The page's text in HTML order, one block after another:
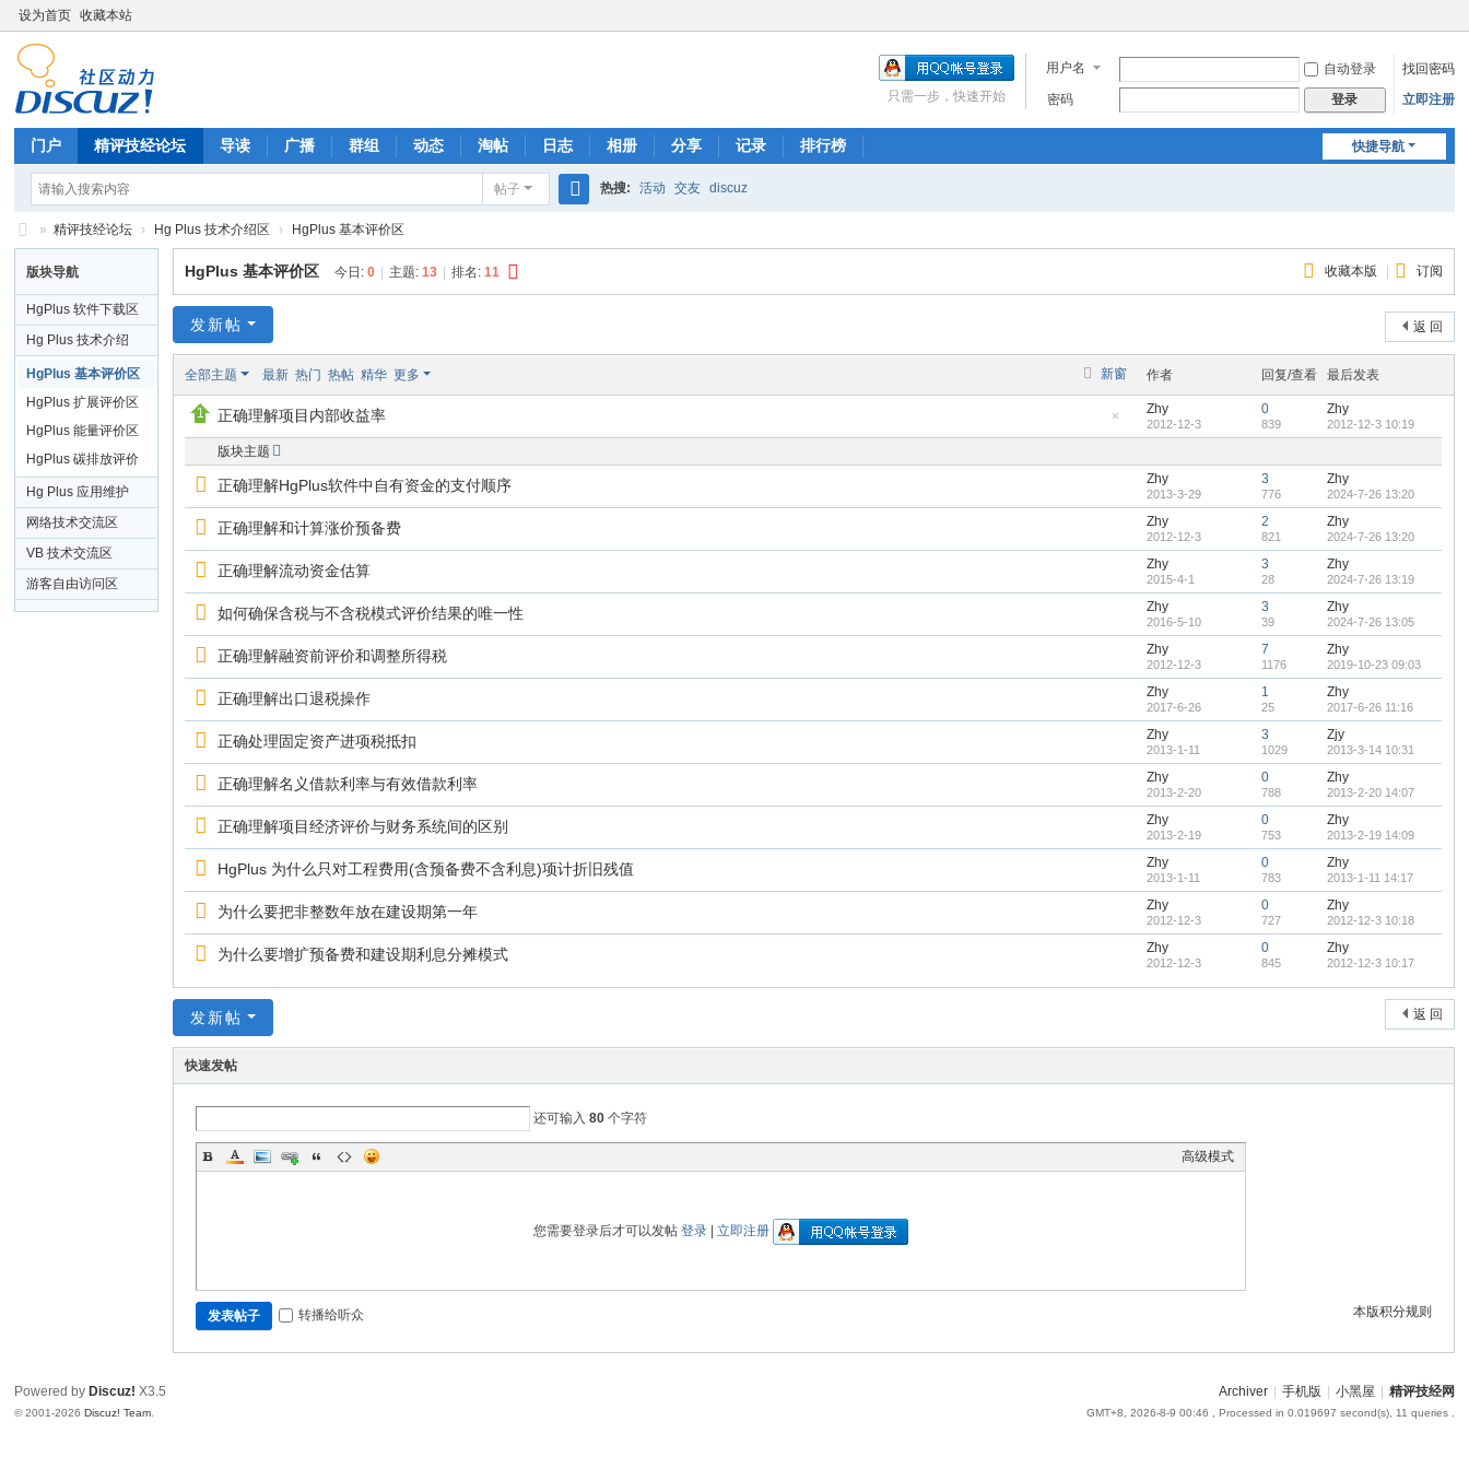
设为首页 收藏本站
用户名 自动登录
找回密码
密码
登录 立即注册
只需一步，快速开始
快捷导航
门户 精评技经论坛 导读 广播 群组 动态 淘帖 日志 相册 分享 记录 排行榜
帖子
索
热搜: 活动 交友 discuz
精
评
技
经
» 精评技经论坛 › Hg Plus 技术介绍区 › HgPlus 基本评价区
版块导航
HgPlus 软件下载区
Hg Plus 技术介绍
区
HgPlus 基本评价区
HgPlus 扩展评价区
HgPlus 能量评价区
HgPlus 碳排放评价
Hg Plus 应用维护
区
网络技术交流区
VB 技术交流区
游客自由访问区
收藏本版 订阅
HgPlus 基本评价区 今日:0 主题:13 排名:11
返 回
发新帖
新窗
全部主题 最新 热门 热帖 精华 更多 作者 回复/查看 最后发表
藏
顶
正确理解项目内部收益率 Zhy
2012-12-3
0
839
Zhy
2012-12-3 10:19
版块主题
正确理解HgPlus软件中自有资金的支付顺序 Zhy
2013-3-29
3
776
Zhy
2024-7-26 13:20
正确理解和计算涨价预备费 Zhy
2012-12-3
2
821
Zhy
2024-7-26 13:20
正确理解流动资金估算 Zhy
2015-4-1
3
28
Zhy
2024-7-26 13:19
如何确保含税与不含税模式评价结果的唯一性 Zhy
2016-5-10
3
39
Zhy
2024-7-26 13:05
正确理解融资前评价和调整所得税 Zhy
2012-12-3
7
1176
Zhy
2019-10-23 09:03
正确理解出口退税操作 Zhy
2017-6-26
1
25
Zhy
2017-6-26 11:16
正确处理固定资产进项税抵扣 Zhy
2013-1-11
3
1029
Zjy
2013-3-14 10:31
正确理解名义借款利率与有效借款利率 Zhy
2013-2-20
0
788
Zhy
2013-2-20 14:07
正确理解项目经济评价与财务系统间的区别 Zhy
2013-2-19
0
753
Zhy
2013-2-19 14:09
HgPlus 为什么只对工程费用(含预备费不含利息)项计折旧残值 Zhy
2013-1-11
0
783
Zhy
2013-1-11 14:17
为什么要把非整数年放在建设期第一年 Zhy
2012-12-3
0
727
Zhy
2012-12-3 10:18
为什么要增扩预备费和建设期利息分摊模式 Zhy
2012-12-3
0
845
Zhy
2012-12-3 10:17
返 回
发新帖
快速发帖
还可输入80 个字符
高级模式
您需要登录后才可以发帖 登录| 立即注册
本版积分规则
发表帖子 转播给听众
Archiver 手机版 小黑屋 精评技经网
GMT+8, 2026-8-9 00:46 , Processed in 0.019697 second(s), 11 queries .
Powered by Discuz! X3.5
© 2001-2026Discuz! Team